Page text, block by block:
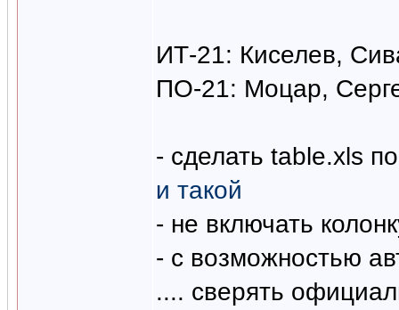
ИТ-21: Киселев,
ПО-21: Моцар,
- сделать table.xls
и такой
- не включать
- с возможностью
.... сверять